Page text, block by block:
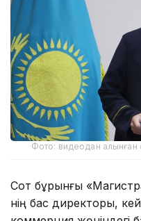
Фото: видеодан алынған
Сот бұрынғы
нің бас директоры,